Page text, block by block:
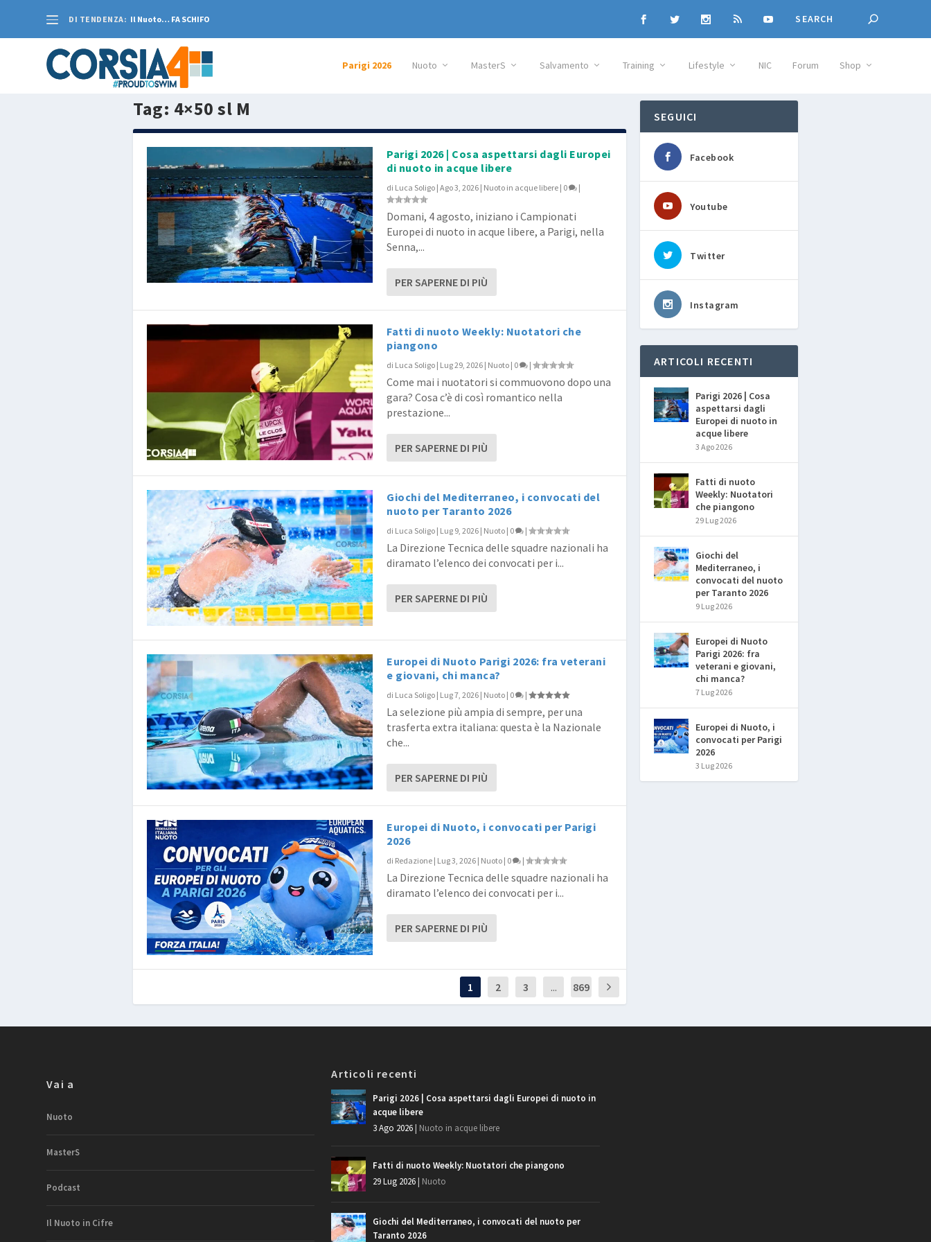
DI TENDENZA: Il Nuoto… FA SCHIFO
Parigi 2026 Nuoto MasterS Salvamento Training Lifestyle NIC Forum Shop
Tag: 4×50 sl M
Parigi 2026 | Cosa aspettarsi dagli Europei
di nuoto in acque libere
di Luca Soligo | Ago 3, 2026 | Nuoto in acque libere | 0 |
Domani, 4 agosto, iniziano i Campionati
Europei di nuoto in acque libere, a Parigi, nella
Senna,...
PER SAPERNE DI PIÙ
Fatti di nuoto Weekly: Nuotatori che
piangono
di Luca Soligo | Lug 29, 2026 | Nuoto | 0 |
Come mai i nuotatori si commuovono dopo una
gara? Cosa c’è di così romantico nella
prestazione...
PER SAPERNE DI PIÙ
Giochi del Mediterraneo, i convocati del
nuoto per Taranto 2026
di Luca Soligo | Lug 9, 2026 | Nuoto | 0 |
La Direzione Tecnica delle squadre nazionali ha
diramato l’elenco dei convocati per i...
PER SAPERNE DI PIÙ
Europei di Nuoto Parigi 2026: fra veterani
e giovani, chi manca?
di Luca Soligo | Lug 7, 2026 | Nuoto | 0 |
La selezione più ampia di sempre, per una
trasferta extra italiana: questa è la Nazionale
che...
PER SAPERNE DI PIÙ
Europei di Nuoto, i convocati per Parigi
2026
di Redazione | Lug 3, 2026 | Nuoto | 0 |
La Direzione Tecnica delle squadre nazionali ha
diramato l’elenco dei convocati per i...
PER SAPERNE DI PIÙ
1 2 3 ... 869
SEGUICI
Facebook
Youtube
Twitter
Instagram
ARTICOLI RECENTI
Parigi 2026 | Cosa
aspettarsi dagli
Europei di nuoto in
acque libere
3 Ago 2026
Fatti di nuoto
Weekly: Nuotatori
che piangono
29 Lug 2026
Giochi del
Mediterraneo, i
convocati del nuoto
per Taranto 2026
9 Lug 2026
Europei di Nuoto
Parigi 2026: fra
veterani e giovani,
chi manca?
7 Lug 2026
Europei di Nuoto, i
convocati per Parigi
2026
3 Lug 2026
Vai a
Nuoto
MasterS
Podcast
Il Nuoto in Cifre
Articoli recenti
Parigi 2026 | Cosa aspettarsi dagli Europei di nuoto in
acque libere
3 Ago 2026| Nuoto in acque libere
Fatti di nuoto Weekly: Nuotatori che piangono
29 Lug 2026| Nuoto
Giochi del Mediterraneo, i convocati del nuoto per
Taranto 2026